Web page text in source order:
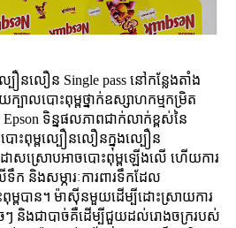
បឿនលឿន Single pass នៅកន្លែងតាំង
បាលបោះពុម្ពថ្នាក់ឧស្សាហកម្មកម្រិត
ទិន្នផលភាពជាក់លាក់ខ្ពស់នៃ
របោះពុម្ពល្បឿនលឿនក្នុងល្បឿន
ាសស្រោបអាចបោះពុម្ពឡើងលើ ហើយការ
ក និងសម្ភារៈការពារទឹកដែល
ពបាន។ ម៉ាស៊ីនមួយដើម្បីដោះស្រាយការ
ចៗ និងជាបាច់គឺដើម្បីជួយដល់រោងចក្ររបស់